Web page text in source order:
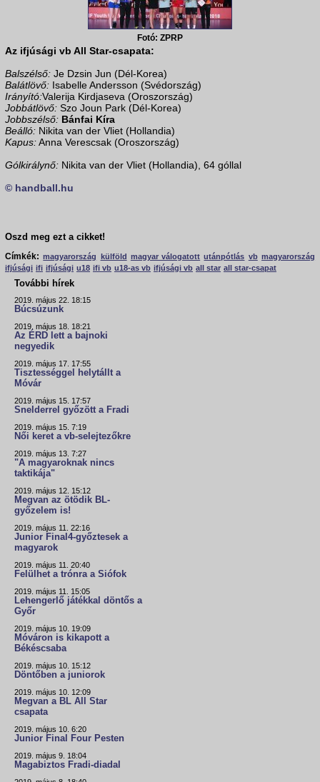
Fotó: ZPRP
Az ifjúsági vb All Star-csapata:
Balszélső: Je Dzsin Jun (Dél-Korea)
Balátlövő: Isabelle Andersson (Svédország)
Irányító:Valerija Kirdjaseva (Oroszország)
Jobbátlövő: Szo Joun Park (Dél-Korea)
Jobbszélső: Bánfai Kíra
Beálló: Nikita van der Vliet (Hollandia)
Kapus:Anna Verescsak (Oroszország)
Gólkirálynő: Nikita van der Vliet (Hollandia), 64 góllal
© handball.hu
Oszd meg ezt a cikket!
Címkék: magyarország külföld magyar válogatott utánpótlás vb magyarország
ifjúsági ifi ifjúsági u18 ifi vb u18-as vb ifjúsági vb all star all star-csapat
További hírek
2019. május 22. 18:15
Búcsúzunk
2019. május 18. 18:21
Az ÉRD lett a bajnoki
negyedik
2019. május 17. 17:55
Tisztességgel helytállt a
Móvár
2019. május 15. 17:57
Snelderrel győzött a Fradi
2019. május 15. 7:19
Női keret a vb-selejtezőkre
2019. május 13. 7:27
"A magyaroknak nincs
taktikája"
2019. május 12. 15:12
Megvan az ötödik BL-
győzelem is!
2019. május 11. 22:16
Junior Final4-győztesek a
magyarok
2019. május 11. 20:40
Felülhet a trónra a Siófok
2019. május 11. 15:05
Lehengerlő játékkal döntős a
Győr
2019. május 10. 19:09
Móváron is kikapott a
Békéscsaba
2019. május 10. 15:12
Döntőben a juniorok
2019. május 10. 12:09
Megvan a BL All Star
csapata
2019. május 10. 6:20
Junior Final Four Pesten
2019. május 9. 18:04
Magabiztos Fradi-diadal